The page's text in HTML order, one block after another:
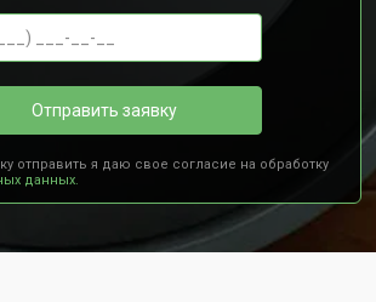
Отправить заявку
отправить я даю свое согласие на обработку
данных.